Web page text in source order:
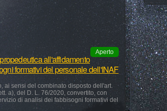
Aperto
all'affidamento
formativi del personale dell'INAF
ai sensi del combinato disposto dell'art.
a), del D. L. 76/2020, convertito, con
di analisi dei fabbisogni formativi del